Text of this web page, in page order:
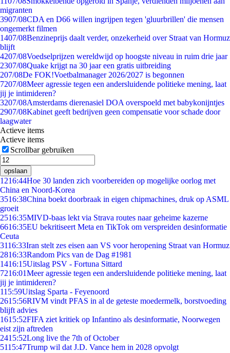
migranten
3907/08CDA en D66 willen ingrijpen tegen 'gluurbrillen' die mensen
ongemerkt filmen
1407/08Benzineprijs daalt verder, onzekerheid over Straat van Hormuz
blijft
4207/08Voedselprijzen wereldwijd op hoogste niveau in ruim drie jaar
2307/08Quake krijgt na 30 jaar een gratis uitbreiding
207/08De FOK!Voetbalmanager 2026/2027 is begonnen
7207/08Meer agressie tegen een andersluidende politieke mening, laat
jij je intimideren?
3207/08Amsterdams dierenasiel DOA overspoeld met babykonijntjes
2907/08Kabinet geeft bedrijven geen compensatie voor schade door
laagwater
Actieve items
Actieve items
Scrollbar gebruiken
opslaan
1216:44Hoe 30 landen zich voorbereiden op mogelijke oorlog met
China en Noord-Korea
3516:38China boekt doorbraak in eigen chipmachines, druk op ASML
groeit
2516:35MIVD-baas lekt via Strava routes naar geheime kazerne
6616:35EU bekritiseert Meta en TikTok om verspreiden desinformatie
Ceuta
3116:33Iran stelt zes eisen aan VS voor heropening Straat van Hormuz
2816:33Random Pics van de Dag #1981
1416:15Uitslag PSV - Fortuna Sittard
7216:01Meer agressie tegen een andersluidende politieke mening, laat
jij je intimideren?
115:59Uitslag Sparta - Feyenoord
2615:56RIVM vindt PFAS in al de geteste moedermelk, borstvoeding
blijft advies
1615:52FIFA ziet kritiek op Infantino als desinformatie, Noorwegen
eist zijn aftreden
2415:52Long live the 7th of October
5115:47Trump wil dat J.D. Vance hem in 2028 opvolgt